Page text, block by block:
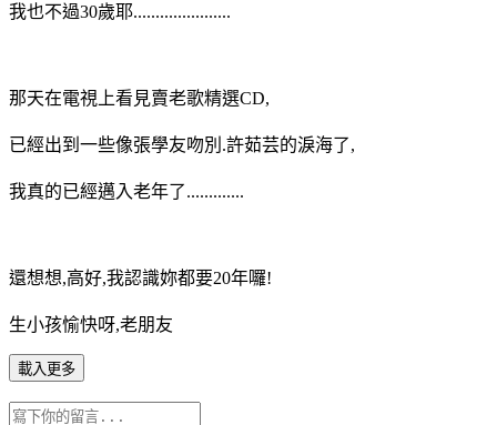
我也不過30歲耶......................
那天在電視上看見賣老歌精選CD,
已經出到一些像張學友吻別.許茹芸的淚海了,
我真的已經邁入老年了.............
還想想,高好,我認識妳都要20年囉!
生小孩愉快呀,老朋友
載入更多